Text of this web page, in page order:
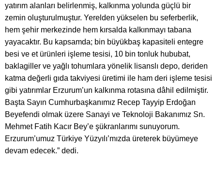
yatırım alanları belirlenmiş, kalkınma yolunda güçlü bir
zemin oluşturulmuştur. Yerelden yükselen bu seferberlik,
hem şehir merkezinde hem kırsalda kalkınmayı tabana
yayacaktır. Bu kapsamda; bin büyükbaş kapasiteli entegre
besi ve et ürünleri işleme tesisi, 10 bin tonluk hububat,
baklagiller ve yağlı tohumlara yönelik lisanslı depo, deriden
katma değerli gıda takviyesi üretimi ile ham deri işleme tesisi
gibi yatırımlar Erzurum’un kalkınma rotasına dâhil edilmiştir.
Başta Sayın Cumhurbaşkanımız Recep Tayyip Erdoğan
Beyefendi olmak üzere Sanayi ve Teknoloji Bakanımız Sn.
Mehmet Fatih Kacır Bey’e şükranlarımı sunuyorum.
Erzurum’umuz Türkiye Yüzyılı’mızda üreterek büyümeye
devam edecek.” dedi.